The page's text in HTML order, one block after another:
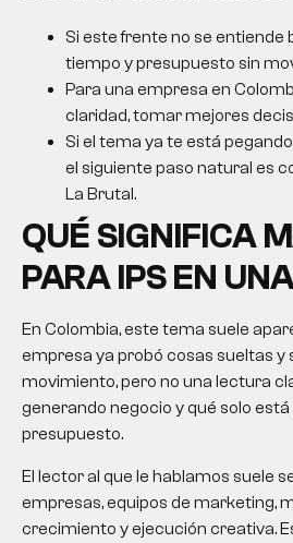
Si este frente no se entiende
tiempo y presupuesto sin
Para una empresa en
claridad, tomar mejores
Si el tema ya te está
el siguiente paso natural es
La Brutal.
QUÉ SIGNIFICA
PARA IPS EN
En Colombia, este tema suele
empresa ya probó cosas sueltas y
movimiento, pero no una lectura
generando negocio y qué solo
presupuesto.
El lector al que le hablamos suele
empresas, equipos de marketing,
crecimiento y ejecución creativa.